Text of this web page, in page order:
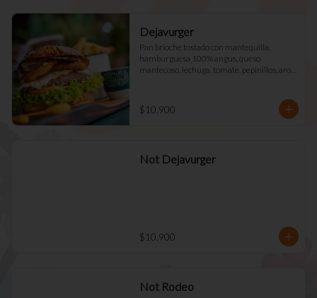
Dejavurger
Pan brioche tostado con mantequilla,
hamburguesa 100% angus, queso
mantecoso, lechuga, tomate, pepinillos, aros
$10.900
Not Dejavurger
$10.900
Not Rodeo